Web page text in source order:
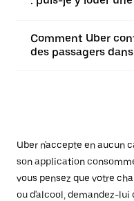
Comment Uber
des passagers
Uber n'accepte en aucun
son application
vous pensez que votre
ou d'alcool, demandez-lui